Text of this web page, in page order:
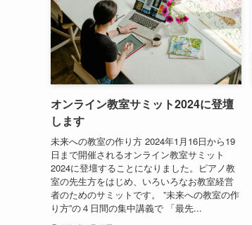
オンライン教室サミット2024に登壇
します
未来への教室の作り方 2024年1月16日から19
日まで開催されるオンライン教室サミット
2024に登壇することになりました。ピアノ教
室の先生方をはじめ、いろいろなお教室経営
者のためのサミットです。 ”未来への教室の作
り方”の４日間の集中講義で 「最先...